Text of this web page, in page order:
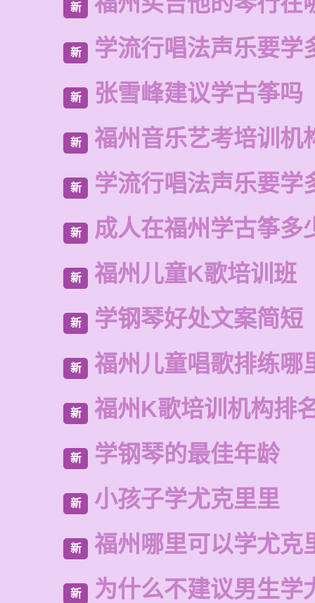
新
新 学流行唱法声乐要学
新 张雪峰建议学古筝吗
新 福州音乐艺考培训机
新 学流行唱法声乐要学
新 成人在福州学古筝多
新 福州儿童K歌培训班
新 学钢琴好处文案简短
新 福州儿童唱歌排练哪
新 福州K歌培训机构排
新 学钢琴的最佳年龄
新 小孩子学尤克里里
新 福州哪里可以学尤克
新 为什么不建议男生学